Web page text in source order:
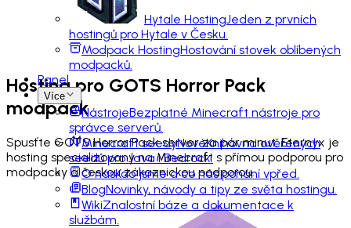
Hytale HostingJeden z prvních
hostingů pro Hytale v Česku.
Modpack HostingHostování stovek oblíbených
modpacků.
Panel
Více
NástrojeBezplatné Minecraft nástroje pro
správce serverů.
Minecraft seedyNovéKnihovna ověřených
seedů pro Java i Bedrock.
O násKdo jsme a co nás pohání vpřed.
BlogNovinky, návody a tipy ze světa hostingu.
WikiZnalostní báze a dokumentace k
službám.
Hosting pro GOTS Horror Pack
modpack
Spusťte GOTS Horror Pack server za pár minut. Eternyx je
hosting specializovaný na Minecraft s přímou podporou pro
modpacky a českou zákaznickou podporou.